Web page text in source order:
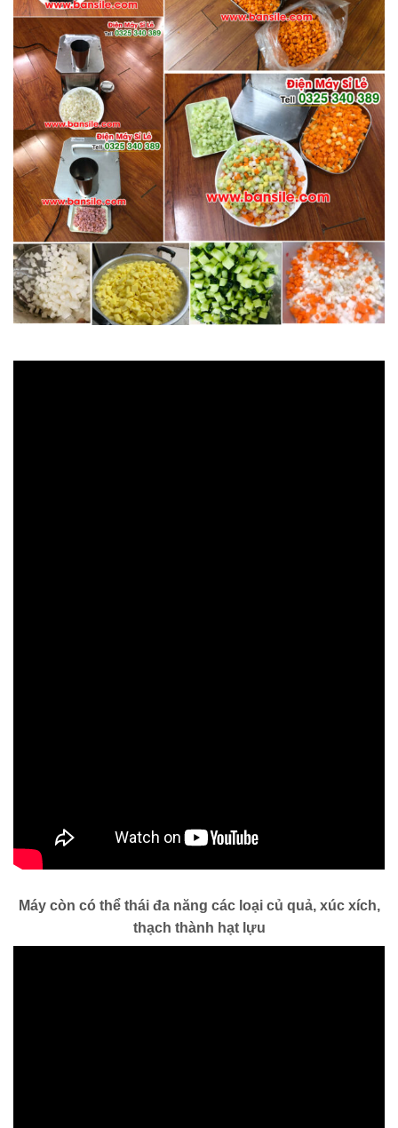
Máy còn có thể thái đa năng các loại củ quả, xúc xích,
thạch thành hạt lựu